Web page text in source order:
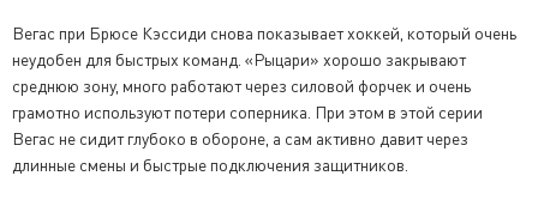
Вегас при Брюсе Кэссиди снова показывает хоккей, который очень
неудобен для быстрых команд. «Рыцари» хорошо закрывают
среднюю зону, много работают через силовой форчек и очень
грамотно используют потери соперника. При этом в этой серии
Вегас не сидит глубоко в обороне, а сам активно давит через
длинные смены и быстрые подключения защитников.